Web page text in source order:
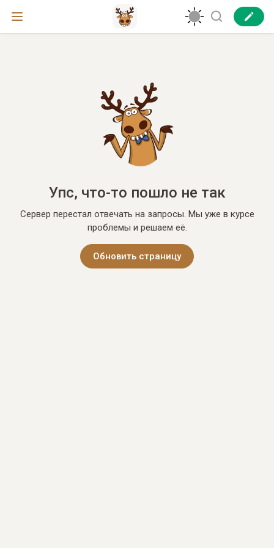
Упс, что-то пошло не так
Сервер перестал отвечать на запросы. Мы уже в курсе
проблемы и решаем её.
Обновить страницу